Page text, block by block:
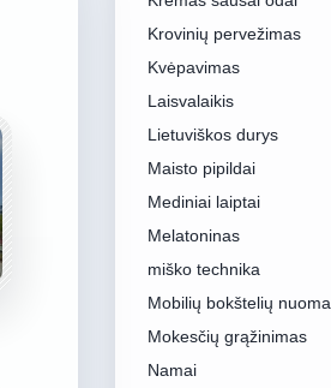
Krovinių pervežimas
Kvėpavimas
Laisvalaikis
Lietuviškos durys
Maisto pipildai
Mediniai laiptai
Melatoninas
miško technika
Mobilių bokštelių nuoma
Mokesčių grąžinimas
Namai